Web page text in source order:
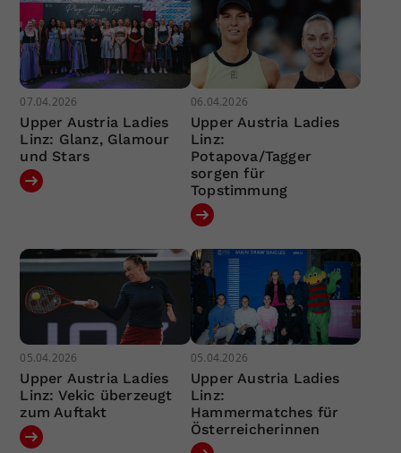
07.04.2026
Upper Austria Ladies
Linz: Glanz, Glamour
und Stars
06.04.2026
Upper Austria Ladies
Linz:
Potapova/Tagger
sorgen für
Topstimmung
05.04.2026
Upper Austria Ladies
Linz: Vekic überzeugt
zum Auftakt
05.04.2026
Upper Austria Ladies
Linz:
Hammermatches für
Österreicherinnen